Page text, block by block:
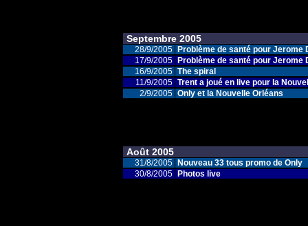
Septembre 2005
28/9/2005
Problème de santé pour Jerome
17/9/2005
Problème de santé pour Jerome
16/9/2005 The spiral
11/9/2005 Trent a joué en live pour la
2/9/2005 Only et la Nouvelle Orléans
Août 2005
31/8/2005
Nouveau 33 tous promo de Only
30/8/2005
Photos live